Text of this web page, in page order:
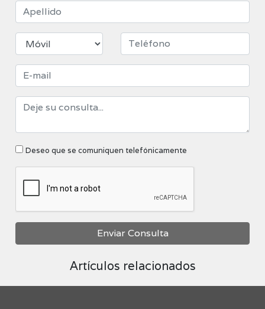
Deseo que se comuniquen telefónicamente
Enviar Consulta
Artículos relacionados